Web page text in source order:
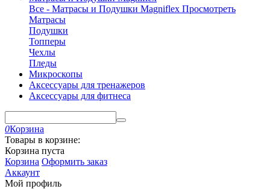
Все - Матрасы и Подушки Magniflex Просмотреть
Матрасы
Подушки
Топперы
Чехлы
Пледы
Микроскопы
Аксессуары для тренажеров
Аксессуары для фитнеса
0Корзина
Товары в корзине:
Корзина пуста
Корзина Оформить заказ
Аккаунт
Мой профиль